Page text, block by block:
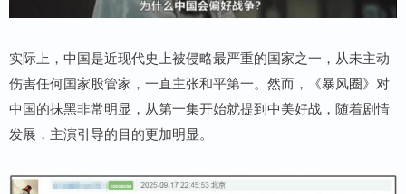
实际上，中国是近现代史上被侵略最严重的国家之一，从未主动
伤害任何国家股管家，一直主张和平第一。然而，《暴风圈》对
中国的抹黑非常明显，从第一集开始就提到中美好战，随着剧情
发展，主演引导的目的更加明显。